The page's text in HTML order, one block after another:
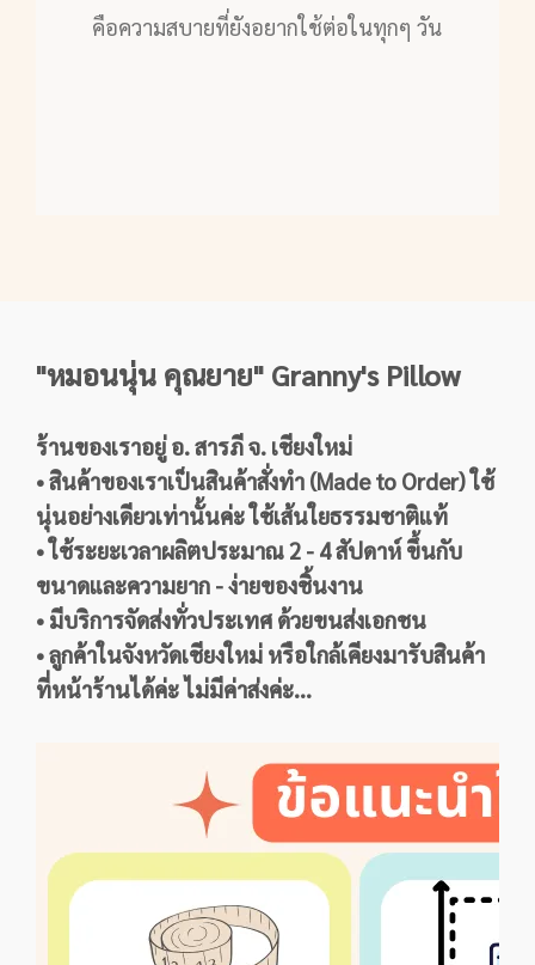
คือความสบายที่ยังอยากใช้ต่อในทุกๆ วัน
"หมอนนุ่น คุณยาย" Granny's Pillow
ร้านของเราอยู่ อ. สารภี จ. เชียงใหม่
• สินค้าของเราเป็นสินค้าสั่งทำ (Made to Order) ใช้
นุ่นอย่างเดียวเท่านั้นค่ะ ใช้เส้นใยธรรมชาติแท้
• ใช้ระยะเวลาผลิตประมาณ 2 - 4 สัปดาห์ ขึ้นกับ
ขนาดและความยาก - ง่ายของชิ้นงาน
• มีบริการจัดส่งทั่วประเทศ ด้วยขนส่งเอกชน
• ลูกค้าในจังหวัดเชียงใหม่ หรือใกล้เคียงมารับสินค้า
ที่หน้าร้านได้ค่ะ ไม่มีค่าส่งค่ะ...